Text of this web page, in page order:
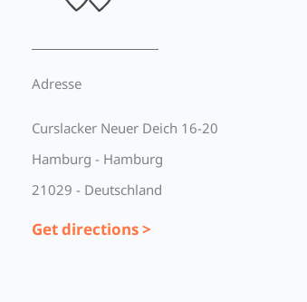
Adresse
Curslacker Neuer Deich 16-20
Hamburg - Hamburg
21029 - Deutschland
Get directions >